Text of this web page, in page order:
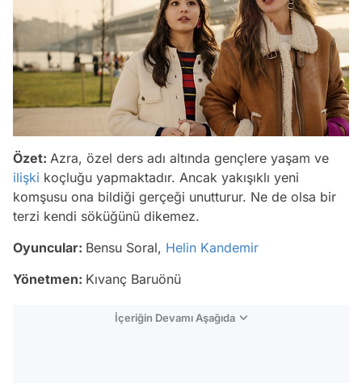
Özet: Azra, özel ders adı altında gençlere yaşam ve
ilişki koçluğu yapmaktadır. Ancak yakışıklı yeni
komşusu ona bildiği gerçeği unutturur. Ne de olsa bir
terzi kendi söküğünü dikemez.
Oyuncular: Bensu Soral, Helin Kandemir
Yönetmen: Kıvanç Baruönü
İçeriğin Devamı Aşağıda